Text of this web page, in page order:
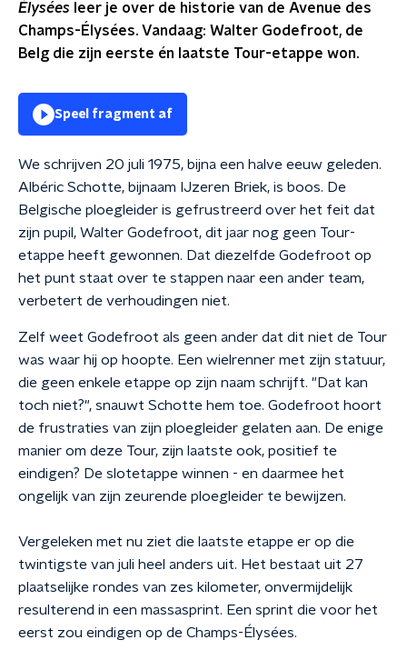
Élysées leer je over de historie van de Avenue des
Champs-Élysées. Vandaag: Walter Godefroot, de
Belg die zijn eerste én laatste Tour-etappe won.
Speel fragment af
We schrijven 20 juli 1975, bijna een halve eeuw geleden.
Albéric Schotte, bijnaam IJzeren Briek, is boos. De
Belgische ploegleider is gefrustreerd over het feit dat
zijn pupil, Walter Godefroot, dit jaar nog geen Tour-
etappe heeft gewonnen. Dat diezelfde Godefroot op
het punt staat over te stappen naar een ander team,
verbetert de verhoudingen niet.
Zelf weet Godefroot als geen ander dat dit niet de Tour
was waar hij op hoopte. Een wielrenner met zijn statuur,
die geen enkele etappe op zijn naam schrijft. "Dat kan
toch niet?", snauwt Schotte hem toe. Godefroot hoort
de frustraties van zijn ploegleider gelaten aan. De enige
manier om deze Tour, zijn laatste ook, positief te
eindigen? De slotetappe winnen - en daarmee het
ongelijk van zijn zeurende ploegleider te bewijzen.
Vergeleken met nu ziet die laatste etappe er op die
twintigste van juli heel anders uit. Het bestaat uit 27
plaatselijke rondes van zes kilometer, onvermijdelijk
resulterend in een massasprint. Een sprint die voor het
eerst zou eindigen op de Champs-Élysées.